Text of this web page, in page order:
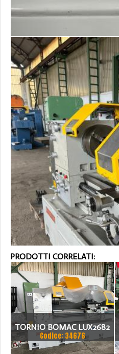
PRODOTTI CORRELATI:
TORNIO BOMAC LUX2682
Codice: 34676